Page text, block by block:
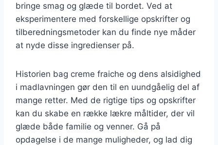
bringe smag og glæde til bordet. Ved at
eksperimentere med forskellige opskrifter og
tilberedningsmetoder kan du finde nye måder
at nyde disse ingredienser på.
Historien bag creme fraiche og dens alsidighed
i madlavningen gør den til en uundgåelig del af
mange retter. Med de rigtige tips og opskrifter
kan du skabe en række lækre måltider, der vil
glæde både familie og venner. Gå på
opdagelse i de mange muligheder, og lad dig